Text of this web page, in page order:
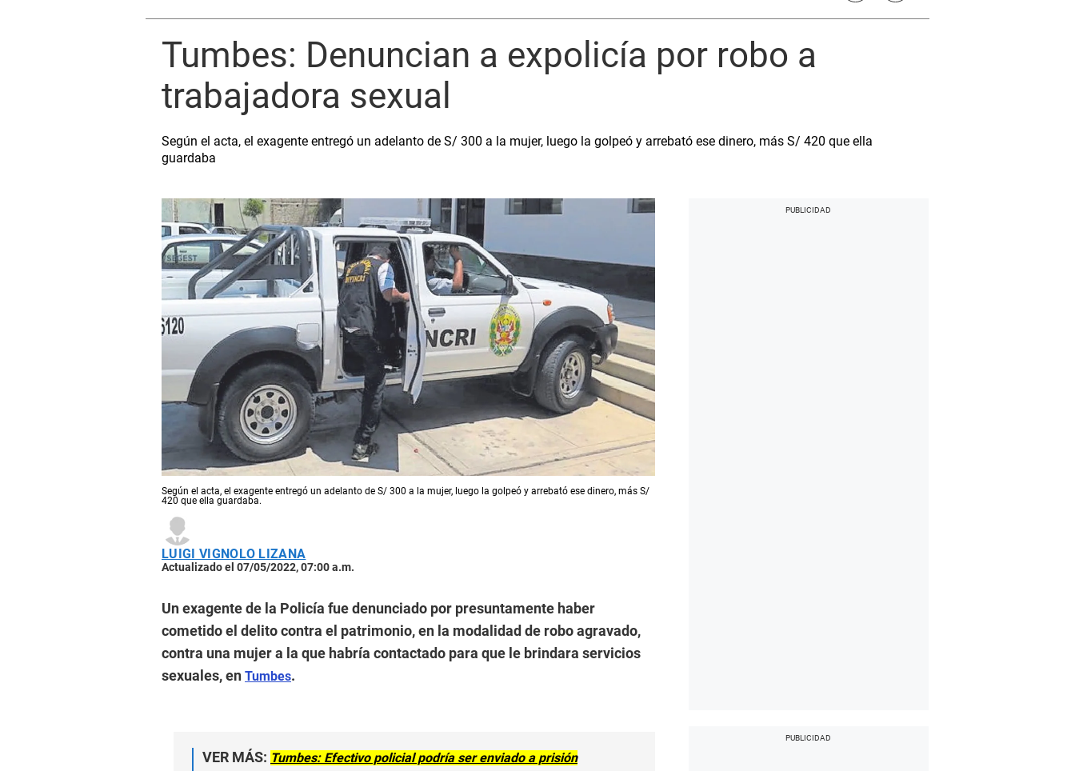
Tumbes: Denuncian a expolicía por robo a
trabajadora sexual
Según el acta, el exagente entregó un adelanto de S/ 300 a la mujer, luego la golpeó y arrebató ese dinero, más S/ 420 que ella
guardaba
Según el acta, el exagente entregó un adelanto de S/ 300 a la mujer, luego la golpeó y arrebató ese dinero, más S/
420 que ella guardaba.
LUIGI VIGNOLO LIZANA
Actualizado el 07/05/2022, 07:00 a.m.
Un exagente de la Policía fue denunciado por presuntamente haber
cometido el delito contra el patrimonio, en la modalidad de robo agravado,
contra una mujer a la que habría contactado para que le brindara servicios
sexuales, en Tumbes.
VER MÁS: Tumbes: Efectivo policial podría ser enviado a prisión